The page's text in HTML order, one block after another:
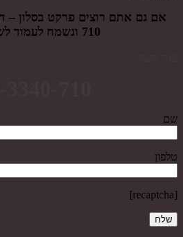
אם גם אתם רוצים פרקט בסלון –
710 ונשמח לעמוד
שם
טלפון
[recaptcha]